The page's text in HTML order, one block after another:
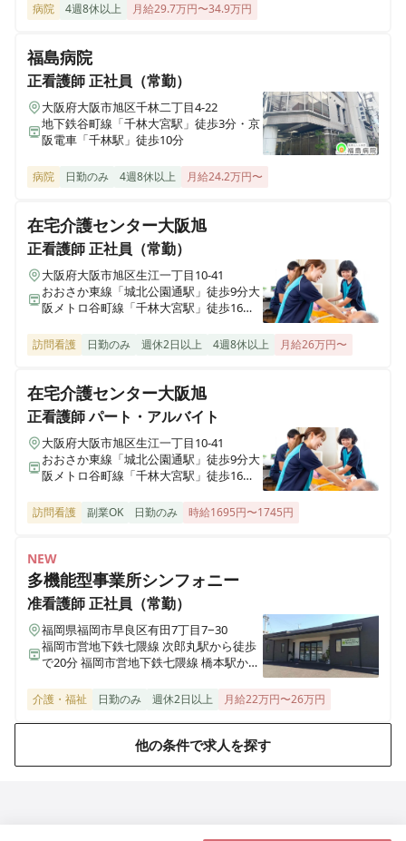
訪問看護ステーション コルディアーレ熊本
熊本県熊本市中央区辛島町4-26レジディア熊本辛島2B号室
訪問看護ステーション コルディアーレ大分
大分県大分市大字津留1916-14-3 つかさアーバングリーン六本松103号
訪問看護ステーション コルディアーレ 大田
訪問看護ステーション コルディアーレ
東京都江東区東陽一丁目34-13 ディックビル3階
訪問看護ステーションコルディアーレ北千住竹ノ塚営業所
東京都足立区竹の塚一丁目34-13 第135新井ビル101号室
訪問看護ステーション コルディアーレ 東村山
東京都東村山市栄町二丁目9-32 晃正プラザ2階
訪問看護ステーション コルディアーレ 練馬
東京都練馬区豊玉上二丁目2-5 桜台ツーウッズビル 3階
訪問看護ステーション コルディアーレ 北千住
訪問看護ステーション コルディアーレ 東村山 府中営業所
東京都府中市緑町三丁目5-7 木城ビル5階
訪問看護ステーション コルディアーレ 綾瀬
訪問看護ステーション コルディアーレ 南浦和
埼玉県さいたま市南区南浦和二丁目38-6草野ビル4階
病院 4週8休以上 月給29.7万円〜34.9万円
福島病院
正看護師正社員（常勤）
大阪府大阪市旭区千林二丁目4-22
地下鉄谷町線「千林大宮駅」徒歩3分・京
阪電車「千林駅」徒歩10分
病院 日勤のみ 4週8休以上 月給24.2万円〜
在宅介護センター大阪旭
正看護師正社員（常勤）
大阪府大阪市旭区生江一丁目10-41
おおさか東線「城北公園通駅」徒歩9分大
阪メトロ谷町線「千林大宮駅」徒歩16分
分
訪問看護 日勤のみ 週休2日以上 4週8休以上 月給26万円〜
在宅介護センター大阪旭
正看護師パート・アルバイト
大阪府大阪市旭区生江一丁目10-41
おおさか東線「城北公園通駅」徒歩9分大
阪メトロ谷町線「千林大宮駅」徒歩16分
分
訪問看護 副業OK 日勤のみ 時給1695円〜1745円
NEW
多機能型事業所シンフォニー
准看護師正社員（常勤）
福岡県福岡市早良区有田7丁目7−30
福岡市営地下鉄七隈線 次郎丸駅から徒歩
で20分 福岡市営地下鉄七隈線 橋本駅から
介護・福祉 日勤のみ 週休2日以上 月給22万円〜26万円
他の条件で求人を探す